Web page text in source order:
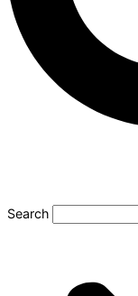
Search